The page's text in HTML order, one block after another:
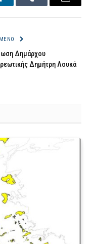
Tumblr Email
Δημάρχου
Δημήτρη Λουκά